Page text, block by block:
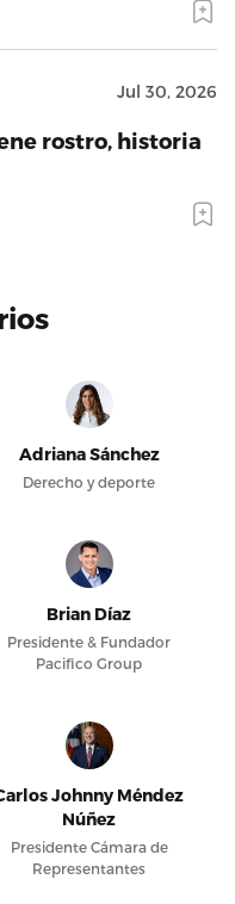
Jul 30, 2026
rostro, historia
Adriana Sánchez
Derecho y deporte
Brian Díaz
Presidente & Fundador
Pacifico Group
Johnny Méndez
Núñez
Presidente Cámara de
Representantes